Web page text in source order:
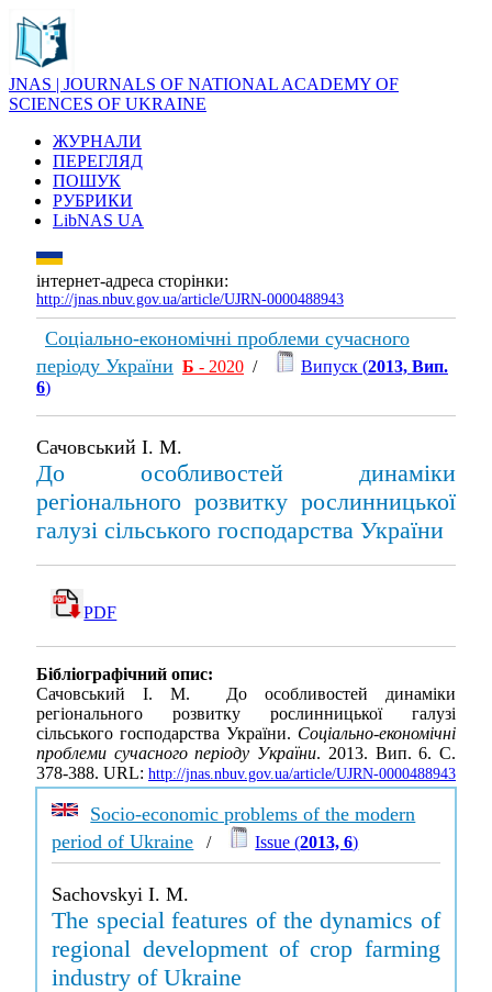
JNAS | JOURNALS OF NATIONAL ACADEMY OF
SCIENCES OF UKRAINE
ЖУРНАЛИ
ПЕРЕГЛЯД
ПОШУК
РУБРИКИ
LibNAS UA
інтернет-адреса сторінки:
http://jnas.nbuv.gov.ua/article/UJRN-0000488943
Соціально-економічні проблеми сучасного
періоду України Б - 2020 / Випуск (2013, Вип.
6)
Сачовський І. М.
До особливостей динаміки
регіонального розвитку рослинницької
галузі сільського господарства України
PDF
Бібліографічний опис:
Сачовський І. М. До особливостей динаміки
регіонального розвитку рослинницької галузі
сільського господарства України. Соціально-економічні
проблеми сучасного періоду України. 2013. Вип. 6. С.
378-388. URL: http://jnas.nbuv.gov.ua/article/UJRN-0000488943
Socio-economic problems of the modern
period of Ukraine / Issue (2013, 6)
Sachovskyi I. M.
The special features of the dynamics of
regional development of crop farming
industry of Ukraine